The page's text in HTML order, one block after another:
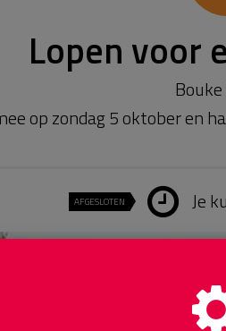
Lopen voor
op zondag 5 oktober en
AFGESLOTEN Je